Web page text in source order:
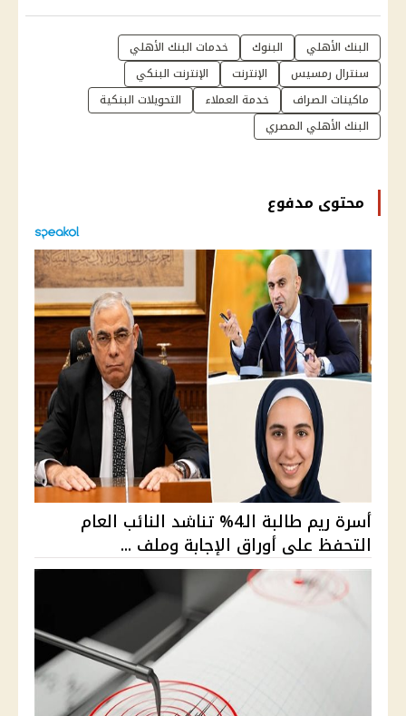
البنك الأهلي البنوك
خدمات البنك الأهلي
سنترال رمسيس
الإنترنت
الإنترنت البنكي
ماكينات الصراف
خدمة العملاء
التحويلات البنكية
البنك الأهلي المصري
محتوى مدفوع
أسرة ريم طالبة الـ4% تناشد النائب العام
التحفظ على أوراق الإجابة وملف ...